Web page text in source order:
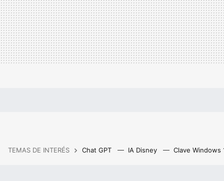
TEMAS DE INTERÉS Chat GPT IA Disney Clave Windows